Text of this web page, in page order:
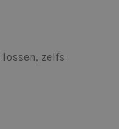
zelfs